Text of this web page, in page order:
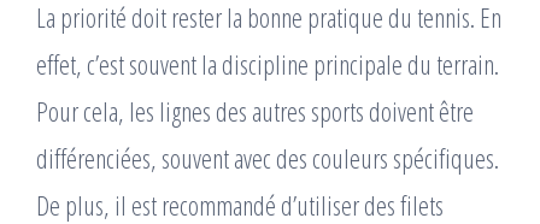
La priorité doit rester la bonne pratique du tennis. En
effet, c’est souvent la discipline principale du terrain.
Pour cela, les lignes des autres sports doivent être
différenciées, souvent avec des couleurs spécifiques.
De plus, il est recommandé d’utiliser des filets